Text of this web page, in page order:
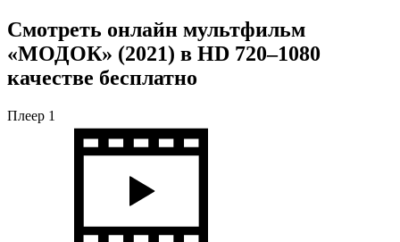
Смотреть онлайн мультфильм
«МОДОК» (2021) в HD 720–1080
качестве бесплатно
Плеер 1